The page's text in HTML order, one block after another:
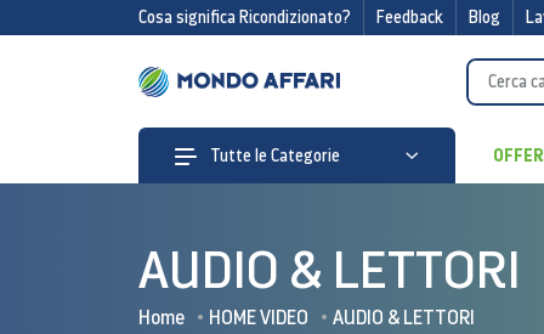
Cosa significa Ricondizionato? Feedback Blog
Tutte le Categorie
AUDIO & LETTORI
Home HOME VIDEO AUDIO & LETTORI